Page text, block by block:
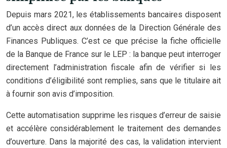
Depuis mars 2021, les établissements bancaires disposent
d’un accès direct aux données de la Direction Générale des
Finances Publiques. C’est ce que précise la fiche officielle
de la Banque de France sur le LEP : la banque peut interroger
directement l’administration fiscale afin de vérifier si les
conditions d’éligibilité sont remplies, sans que le titulaire ait
à fournir son avis d’imposition.
Cette automatisation supprime les risques d’erreur de saisie
et accélère considérablement le traitement des demandes
d’ouverture. Dans la majorité des cas, la validation intervient